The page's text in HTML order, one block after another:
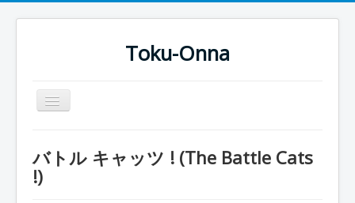
Toku-Onna
Basculer
la
Toku-Actrices
バトル キャッツ ! (The Battle Cats
!)